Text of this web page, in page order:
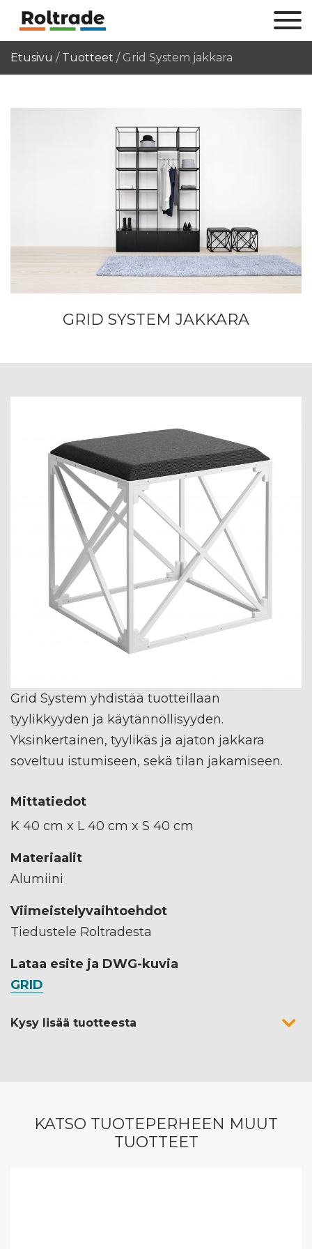
Etusivu / Tuotteet / Grid System jakkara
GRID SYSTEM JAKKARA
Grid System yhdistää tuotteillaan
tyylikkyyden ja käytännöllisyyden.
Yksinkertainen, tyylikäs ja ajaton jakkara
soveltuu istumiseen, sekä tilan jakamiseen.
Mittatiedot
K 40 cm x L 40 cm x S 40 cm
Materiaalit
Alumiini
Viimeistelyvaihtoehdot
Tiedustele Roltradesta
Lataa esite ja DWG-kuvia
GRID
Kysy lisää tuotteesta
KATSO TUOTEPERHEEN MUUT
TUOTTEET